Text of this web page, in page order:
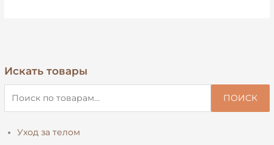
Искать товары
И
с
ПОИСК
Уход за телом